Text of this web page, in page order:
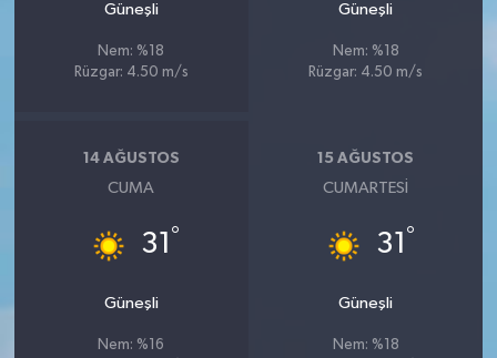
Güneşli
Nem: %18
Rüzgar: 4.50 m/s
Güneşli
Nem: %18
Rüzgar: 4.50 m/s
14 AĞUSTOS
CUMA
31 °
Güneşli
Nem: %16
15 AĞUSTOS
CUMARTESI
31 °
Güneşli
Nem: %18